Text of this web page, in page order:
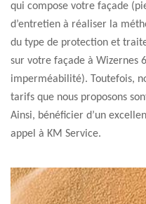
qui compose votre façade
d’entretien à réaliser la
du type de protection et
sur votre façade à Wizernes
imperméabilité). Toutefois,
tarifs que nous proposons
Ainsi, bénéficier d’un
appel à KM Service.